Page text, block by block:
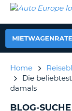
MIETWAGEN
AUTO
EUROPE
MIETWAGEN
WOHNMOBILE
PARTNER
HILFE
MEIN
KONTO
Home
Die
damals
BLOG-SUCHE